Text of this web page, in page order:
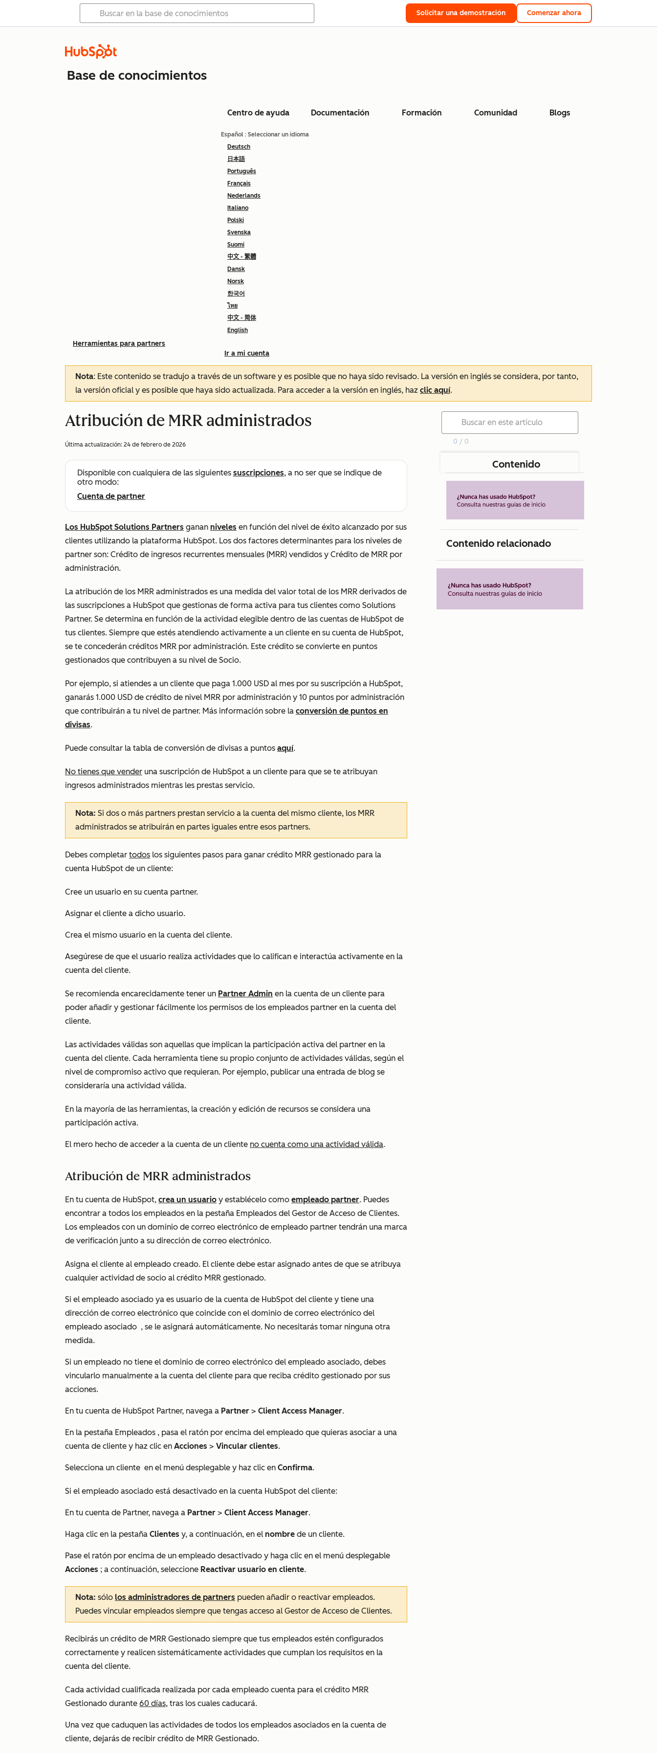
Solicitar una demostración Comenzar ahora
Base de conocimientos
Centro de ayuda Documentación Formación Comunidad Blogs
Español : Seleccionar un idioma
Deutsch
日本語
Português
Français
Nederlands
Italiano
Polski
Svenska
Suomi
中文 - 繁體
Dansk
Norsk
한국어
ไทย
中文 - 简体
English
Ir a mi cuenta
Herramientas para partners
Nota: Este contenido se tradujo a través de un software y es posible que no haya sido revisado. La versión en inglés se considera, por tanto,
la versión oficial y es posible que haya sido actualizada. Para acceder a la versión en inglés, haz clic aquí.
Atribución de MRR administrados
Última actualización: 24 de febrero de 2026
Disponible con cualquiera de las siguientes suscripciones, a no ser que se indique de
otro modo:
Cuenta de partner
Los HubSpot Solutions Partners ganan niveles en función del nivel de éxito alcanzado por sus
clientes utilizando la plataforma HubSpot. Los dos factores determinantes para los niveles de
partner son: Crédito de ingresos recurrentes mensuales (MRR) vendidos y Crédito de MRR por
administración.
La atribución de los MRR administrados es una medida del valor total de los MRR derivados de
las suscripciones a HubSpot que gestionas de forma activa para tus clientes como Solutions
Partner. Se determina en función de la actividad elegible dentro de las cuentas de HubSpot de
tus clientes. Siempre que estés atendiendo activamente a un cliente en su cuenta de HubSpot,
se te concederán créditos MRR por administración. Este crédito se convierte en puntos
gestionados que contribuyen a su nivel de Socio.
Por ejemplo, si atiendes a un cliente que paga 1.000 USD al mes por su suscripción a HubSpot,
ganarás 1.000 USD de crédito de nivel MRR por administración y 10 puntos por administración
que contribuirán a tu nivel de partner. Más información sobre la conversión de puntos en
divisas.
Puede consultar la tabla de conversión de divisas a puntos aquí.
No tienes que vender una suscripción de HubSpot a un cliente para que se te atribuyan
ingresos administrados mientras les prestas servicio.
Nota: Si dos o más partners prestan servicio a la cuenta del mismo cliente, los MRR
administrados se atribuirán en partes iguales entre esos partners.
Debes completar todos los siguientes pasos para ganar crédito MRR gestionado para la
cuenta HubSpot de un cliente:
Cree un usuario en su cuenta partner.
Asignar el cliente a dicho usuario.
Crea el mismo usuario en la cuenta del cliente.
Asegúrese de que el usuario realiza actividades que lo califican e interactúa activamente en la
cuenta del cliente.
Se recomienda encarecidamente tener un Partner Admin en la cuenta de un cliente para
poder añadir y gestionar fácilmente los permisos de los empleados partner en la cuenta del
cliente.
Las actividades válidas son aquellas que implican la participación activa del partner en la
cuenta del cliente. Cada herramienta tiene su propio conjunto de actividades válidas, según el
nivel de compromiso activo que requieran. Por ejemplo, publicar una entrada de blog se
consideraría una actividad válida.
En la mayoría de las herramientas, la creación y edición de recursos se considera una
participación activa.
El mero hecho de acceder a la cuenta de un cliente no cuenta como una actividad válida.
Atribución de MRR administrados
En tu cuenta de HubSpot, crea un usuario y establécelo como empleado partner. Puedes
encontrar a todos los empleados en la pestaña Empleados del Gestor de Acceso de Clientes.
Los empleados con un dominio de correo electrónico de empleado partner tendrán una marca
de verificación junto a su dirección de correo electrónico.
Asigna el cliente al empleado creado. El cliente debe estar asignado antes de que se atribuya
cualquier actividad de socio al crédito MRR gestionado.
Si el empleado asociado ya es usuario de la cuenta de HubSpot del cliente y tiene una
dirección de correo electrónico que coincide con el dominio de correo electrónico del
empleado asociado , se le asignará automáticamente. No necesitarás tomar ninguna otra
medida.
Si un empleado no tiene el dominio de correo electrónico del empleado asociado, debes
vincularlo manualmente a la cuenta del cliente para que reciba crédito gestionado por sus
acciones.
En tu cuenta de HubSpot Partner, navega a Partner > Client Access Manager.
En la pestaña Empleados , pasa el ratón por encima del empleado que quieras asociar a una
cuenta de cliente y haz clic en Acciones > Vincular clientes.
Selecciona un cliente en el menú desplegable y haz clic en Confirma.
Si el empleado asociado está desactivado en la cuenta HubSpot del cliente:
En tu cuenta de Partner, navega a Partner > Client Access Manager.
Haga clic en la pestaña Clientes y, a continuación, en el nombre de un cliente.
Pase el ratón por encima de un empleado desactivado y haga clic en el menú desplegable
Acciones ; a continuación, seleccione Reactivar usuario en cliente.
Nota: sólo los administradores de partners pueden añadir o reactivar empleados.
Puedes vincular empleados siempre que tengas acceso al Gestor de Acceso de Clientes.
Recibirás un crédito de MRR Gestionado siempre que tus empleados estén configurados
correctamente y realicen sistemáticamente actividades que cumplan los requisitos en la
cuenta del cliente.
Cada actividad cualificada realizada por cada empleado cuenta para el crédito MRR
Gestionado durante 60 días, tras los cuales caducará.
Una vez que caduquen las actividades de todos los empleados asociados en la cuenta de
cliente, dejarás de recibir crédito de MRR Gestionado.
0 / 0
Contenido
Contenido relacionado